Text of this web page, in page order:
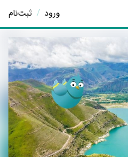
ورود / ثبت‌نام